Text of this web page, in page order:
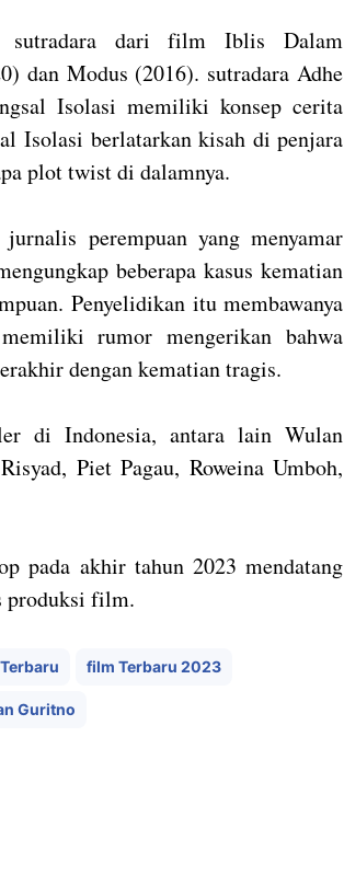
sutradara dari film Iblis Dalam
dan Modus (2016). sutradara Adhe
Isolasi memiliki konsep cerita
Isolasi berlatarkan kisah di penjara
plot twist di dalamnya.
perempuan yang menyamar
beberapa kasus kematian
Penyelidikan itu membawanya
rumor mengerikan bahwa
dengan kematian tragis.
di Indonesia, antara lain Wulan
Piet Pagau, Roweina Umboh,
pada akhir tahun 2023 mendatang
produksi film.
film Terbaru 2023
Guritno